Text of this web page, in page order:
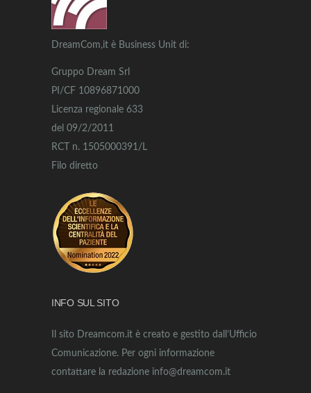
DreamCom,it è Business Unit di:
Gruppo Dream Srl
PI/CF 10896871000
Licenza regionale 633
del 09/2/2011
RCT n. 1505000391/L
Filo diretto
INFO SUL SITO
Il sito Dreamcom.it è creato e gestito dall’Ufficio
Comunicazione. Per ogni informazione
contattare la redazione info@dreamcom.it